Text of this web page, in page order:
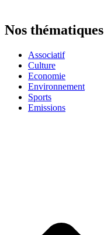
Nos thématiques
Associatif
Culture
Economie
Environnement
Sports
Emissions